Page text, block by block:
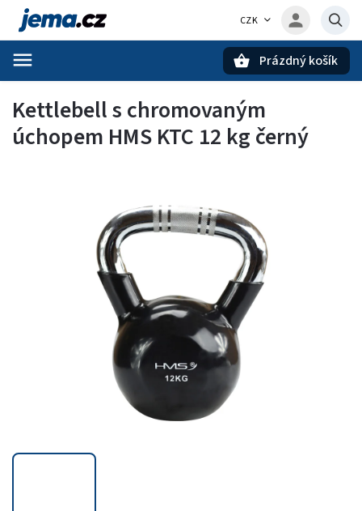
CZK
Prázdný košík
Kettlebell s chromovaným
úchopem HMS KTC 12 kg černý